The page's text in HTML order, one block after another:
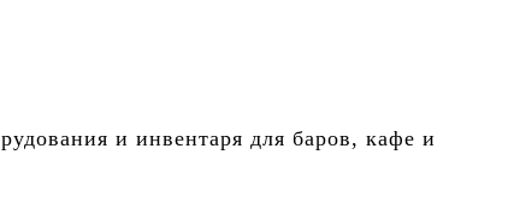
и инвентаря для баров, кафе и